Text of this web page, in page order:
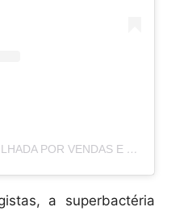
UMA PUBLICAÇÃO COMPARTILHADA POR VENDAS E MARKETING DIGITAL (@DANIELAVEIGAOFICIAL)
a superbactéria